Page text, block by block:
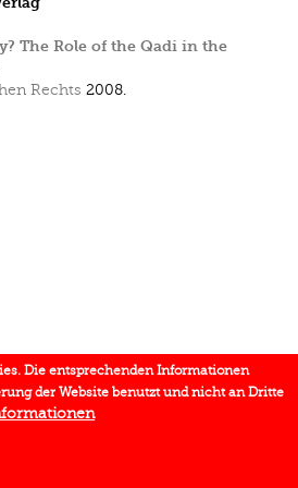
The Role of the Qadi in the
Rechts 2008.
Die entsprechenden Informationen
der Website benutzt und nicht an Dritte